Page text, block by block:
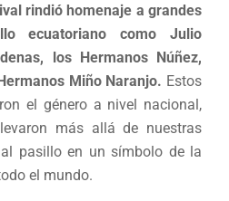
rindió homenaje a grandes
ecuatoriano como Julio
los Hermanos Núñez,
Miño Naranjo. Estos
el género a nivel nacional,
más allá de nuestras
pasillo en un símbolo de la
el mundo.